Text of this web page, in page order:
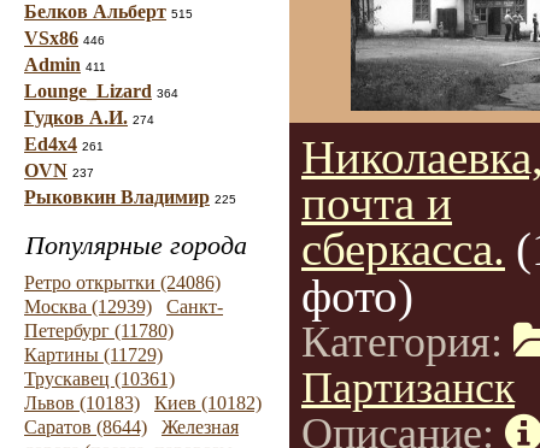
Белков Альберт 515
VSx86 446
Admin 411
Lounge_Lizard 364
Гудков А.И. 274
Ed4x4 261
OVN 237
Рыковкин Владимир 225
Популярные города
Ретро открытки (24086)
Москва (12939)
Санкт-
Петербург (11780)
Картины (11729)
Трускавец (10361)
Львов (10183)
Киев (10182)
Саратов (8644)
Железная
почта и
сберкасса.
фото)
Категория:
Партизанск
Описание: